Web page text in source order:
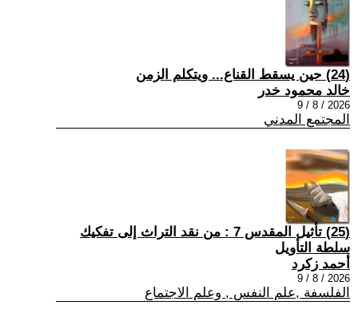
(24) حين يسقط القناع... ويتكلم الزمن
خالد محمود خدر
2026 / 8 / 9
المجتمع المدني
(25) تأثيل المقدس 7 : من نقد التراث إلى تفكيك
سلطة التأويل
أحمد زكرد
2026 / 8 / 9
الفلسفة ,علم النفس , وعلم الاجتماع